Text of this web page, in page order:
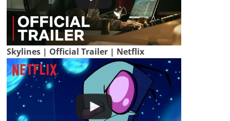
Skylines | Official Trailer | Netflix